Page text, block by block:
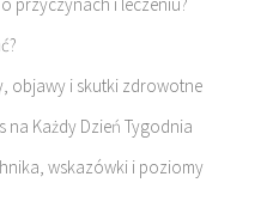
objawy i skutki zdrowotne
na Każdy Dzień Tygodnia
wskazówki i poziomy